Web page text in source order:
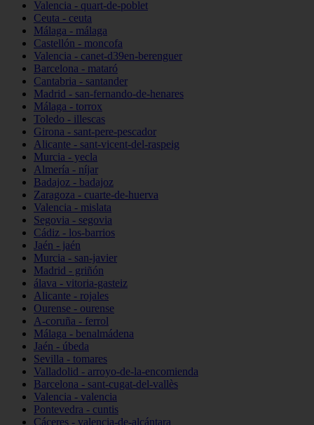
Valencia - quart-de-poblet
Ceuta - ceuta
Málaga - málaga
Castellón - moncofa
Valencia - canet-d39en-berenguer
Barcelona - mataró
Cantabria - santander
Madrid - san-fernando-de-henares
Málaga - torrox
Toledo - illescas
Girona - sant-pere-pescador
Alicante - sant-vicent-del-raspeig
Murcia - yecla
Almería - níjar
Badajoz - badajoz
Zaragoza - cuarte-de-huerva
Valencia - mislata
Segovia - segovia
Cádiz - los-barrios
Jaén - jaén
Murcia - san-javier
Madrid - griñón
álava - vitoria-gasteiz
Alicante - rojales
Ourense - ourense
A-coruña - ferrol
Málaga - benalmádena
Jaén - úbeda
Sevilla - tomares
Valladolid - arroyo-de-la-encomienda
Barcelona - sant-cugat-del-vallès
Valencia - valencia
Pontevedra - cuntis
Cáceres - valencia-de-alcántara